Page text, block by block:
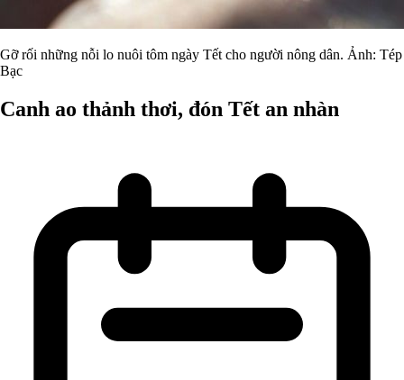
Gỡ rối những nỗi lo nuôi tôm ngày Tết cho người nông dân. Ảnh: Tép
Bạc
Canh ao thảnh thơi, đón Tết an nhàn